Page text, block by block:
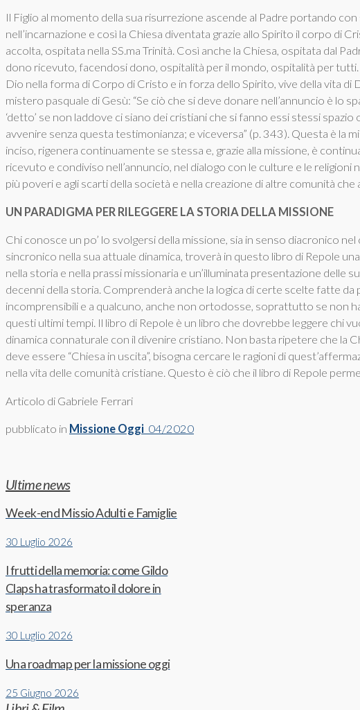
Il Figlio al momento della sua risurrezione ascende al Padre portando
nell’incarnazione e così la Chiesa diventata grazie allo Spirito il corpo di
accolta, ospitata nella SS.ma Trinità. Così anche la Chiesa, ospitata dal
dono ricevuto, facendosi dono, ospitalità per il mondo, ospitalità per
Dio nella forma di Corpo di Cristo e in forza dello Spirito, vive della vita di
mistero pasquale di Gesù: “Se ciò che si deve donare nell’annuncio è lo
‘detto’ se non laddove ci siano dei cristiani che si fanno essi stessi
avvenire senza questa testimonianza; e viceversa” (p. 343). Questa è la
inciso, rigenera continuamente se stessa e, grazie alla missione, è
ricevuto e condiviso nell’annuncio, nel dialogo con le culture e le
più poveri e agli scarti della società e nella creazione di altre comunità
UN PARADIGMA PER RILEGGERE LA STORIA DELLA MISSIONE
Chi conosce un po’ lo svolgersi della missione, sia in senso diacronico
sincronico nella sua attuale dinamica, troverà in questo libro di Repole
nella storia e nella prassi missionaria e un’illuminata presentazione delle
decenni della storia. Comprenderà anche la logica di certe scelte fatte
incomprensibili e a qualcuno, anche non ortodosse, soprattutto se non
questi ultimi tempi. Il libro di Repole è un libro che dovrebbe leggere chi
dinamica connaturale con il divenire cristiano. Non basta ripetere che la
deve essere “Chiesa in uscita”, bisogna cercare le ragioni di
nella vita delle comunità cristiane. Questo è ciò che il libro di Repole
Articolo di Gabriele Ferrari
pubblicato in Missione Oggi 04/2020
Ultime news
Week-end Missio Adulti e Famiglie
30 Luglio 2026
I frutti della memoria: come Gildo
Claps ha trasformato il dolore in
speranza
30 Luglio 2026
Una roadmap per la missione oggi
25 Giugno 2026